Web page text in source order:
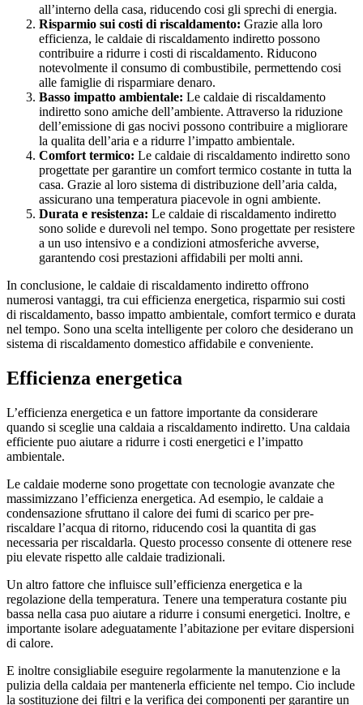
all’interno della casa, riducendo cosi gli sprechi di energia.
Risparmio sui costi di riscaldamento: Grazie alla loro
efficienza, le caldaie di riscaldamento indiretto possono
contribuire a ridurre i costi di riscaldamento. Riducono
notevolmente il consumo di combustibile, permettendo cosi
alle famiglie di risparmiare denaro.
Basso impatto ambientale: Le caldaie di riscaldamento
indiretto sono amiche dell’ambiente. Attraverso la riduzione
dell’emissione di gas nocivi possono contribuire a migliorare
la qualita dell’aria e a ridurre l’impatto ambientale.
Comfort termico: Le caldaie di riscaldamento indiretto sono
progettate per garantire un comfort termico costante in tutta la
casa. Grazie al loro sistema di distribuzione dell’aria calda,
assicurano una temperatura piacevole in ogni ambiente.
Durata e resistenza: Le caldaie di riscaldamento indiretto
sono solide e durevoli nel tempo. Sono progettate per resistere
a un uso intensivo e a condizioni atmosferiche avverse,
garantendo cosi prestazioni affidabili per molti anni.
In conclusione, le caldaie di riscaldamento indiretto offrono
numerosi vantaggi, tra cui efficienza energetica, risparmio sui costi
di riscaldamento, basso impatto ambientale, comfort termico e durata
nel tempo. Sono una scelta intelligente per coloro che desiderano un
sistema di riscaldamento domestico affidabile e conveniente.
Efficienza energetica
L’efficienza energetica e un fattore importante da considerare
quando si sceglie una caldaia a riscaldamento indiretto. Una caldaia
efficiente puo aiutare a ridurre i costi energetici e l’impatto
ambientale.
Le caldaie moderne sono progettate con tecnologie avanzate che
massimizzano l’efficienza energetica. Ad esempio, le caldaie a
condensazione sfruttano il calore dei fumi di scarico per pre-
riscaldare l’acqua di ritorno, riducendo cosi la quantita di gas
necessaria per riscaldarla. Questo processo consente di ottenere rese
piu elevate rispetto alle caldaie tradizionali.
Un altro fattore che influisce sull’efficienza energetica e la
regolazione della temperatura. Tenere una temperatura costante piu
bassa nella casa puo aiutare a ridurre i consumi energetici. Inoltre, e
importante isolare adeguatamente l’abitazione per evitare dispersioni
di calore.
E inoltre consigliabile eseguire regolarmente la manutenzione e la
pulizia della caldaia per mantenerla efficiente nel tempo. Cio include
la sostituzione dei filtri e la verifica dei componenti per garantire un